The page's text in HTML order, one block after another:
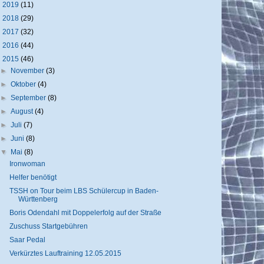
2019 (11)
2018 (29)
2017 (32)
2016 (44)
2015 (46)
►
November(3)
►Oktober(4)
►September(8)
►August(4)
►Juli(7)
►Juni(8)
▼
Mai(8)
Ironwoman
Helfer benötigt
TSSH on Tour beim LBS Schülercup in Baden-
Württenberg
Boris Odendahl mit Doppelerfolg auf der Straße
Zuschuss Startgebühren
Saar Pedal
Verkürztes Lauftraining 12.05.2015